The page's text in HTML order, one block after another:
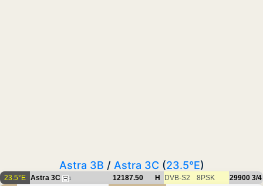
Astra 3B / Astra 3C (23.5°E)
23.5°E Astra 3C 1 12187.50 H DVB-S2 8PSK 29900 3/4